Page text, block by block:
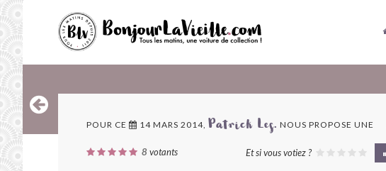
POUR CE 14 MARS 2014, Patrick Les. NOUS PROPOSE UNE
8 votants Et si vous votiez ?